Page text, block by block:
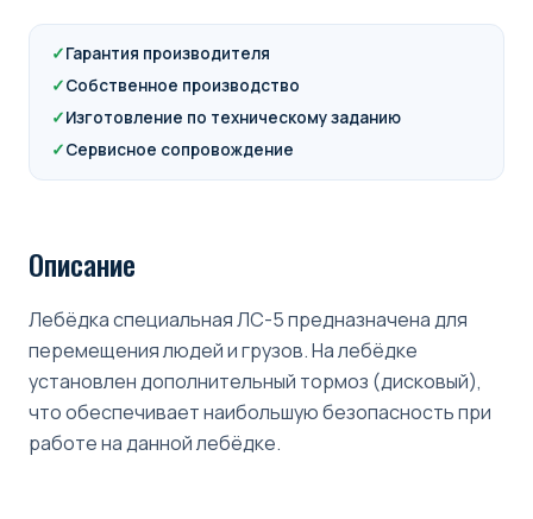
✓Гарантия производителя
✓Собственное производство
✓Изготовление по техническому заданию
✓Сервисное сопровождение
Описание
Лебёдка специальная ЛС-5 предназначена для
перемещения людей и грузов. На лебёдке
установлен дополнительный тормоз (дисковый),
что обеспечивает наибольшую безопасность при
работе на данной лебёдке.